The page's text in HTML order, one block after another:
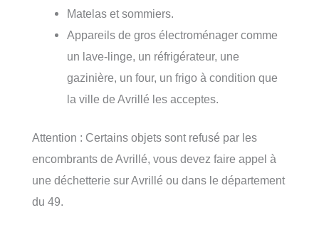
Matelas et sommiers.
Appareils de gros électroménager comme
un lave-linge, un réfrigérateur, une
gazinière, un four, un frigo à condition que
la ville de Avrillé les acceptes.
Attention : Certains objets sont refusé par les
encombrants de Avrillé, vous devez faire appel à
une déchetterie sur Avrillé ou dans le département
du 49.